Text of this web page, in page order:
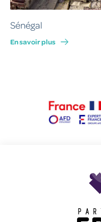
Sénégal
En savoir plus